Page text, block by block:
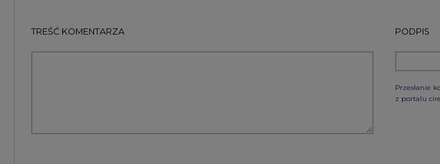
TREŚĆ KOMENTARZA PODPIS
Przesłanie
z portalu